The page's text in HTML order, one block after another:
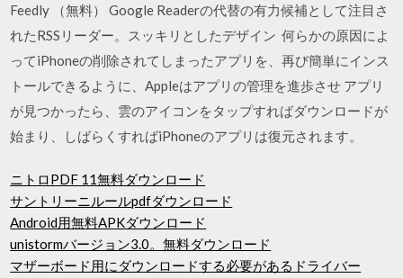
Feedly （無料） Google Readerの代替の有力候補として注目さ
れたRSSリーダー。スッキリとしたデザイン 何らかの原因によ
ってiPhoneの削除されてしまったアプリを、再び簡単にインス
トールできるように、Appleはアプリの管理を進歩させ アプリ
が見つかったら、雲のアイコンをタップすればダウンロードが
始まり、しばらくすればiPhoneのアプリは復元されます。
ニトロPDF 11無料ダウンロード
サントリーニルールpdfダウンロード
Android用無料APKダウンロード
unistormバージョン3.0。無料ダウンロード
マザーボード用にダウンロードする必要があるドライバー